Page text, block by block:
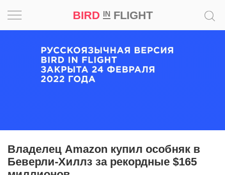
BIRD INFLIGHT
Владелец Amazon купил особняк в
Беверли-Хиллз за рекордные $165